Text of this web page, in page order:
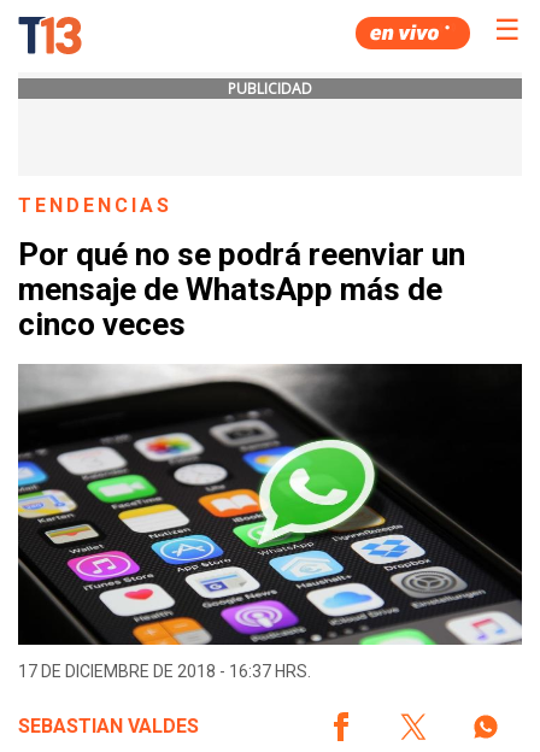
☰
PUBLICIDAD
TENDENCIAS
Por qué no se podrá reenviar un
mensaje de WhatsApp más de
cinco veces
17 DE DICIEMBRE DE 2018 - 16:37 HRS.
SEBASTIAN VALDES